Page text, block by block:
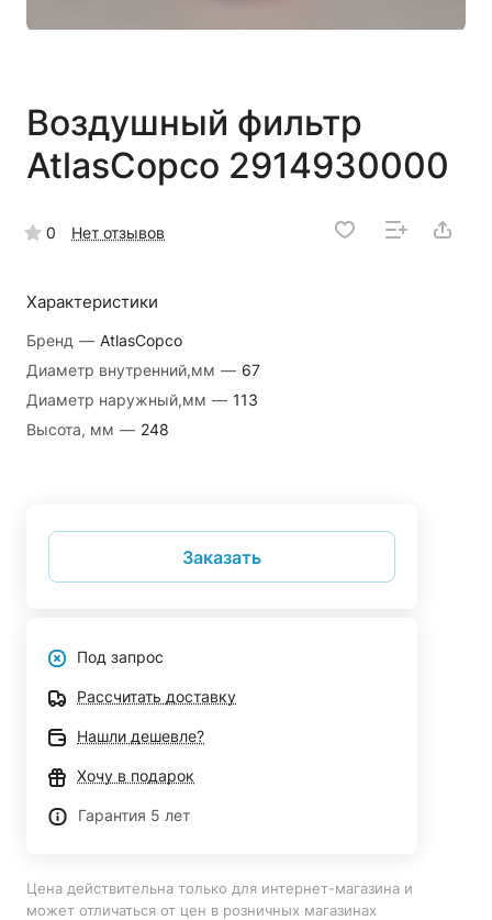
Воздушный фильтр
AtlasCopco 2914930000
0 Нет отзывов
Характеристики
Бренд — AtlasCopco
Диаметр внутренний,мм — 67
Диаметр наружный,мм — 113
Высота, мм — 248
Заказать
Под запрос
Рассчитать доставку
Нашли дешевле?
Хочу в подарок
Гарантия 5 лет
Цена действительна только для интернет-магазина и
может отличаться от цен в розничных магазинах